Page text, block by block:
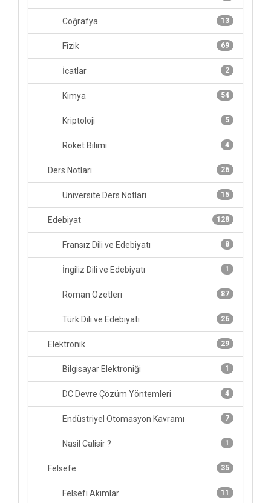
13
Coğrafya
69
Fizik
2
İcatlar
54
Kimya
5
Kriptoloji
4
Roket Bilimi
26
Ders Notlari
15
Universite Ders Notlari
128
Edebiyat
8
Fransız Dili ve Edebiyatı
1
İngiliz Dili ve Edebiyatı
87
Roman Özetleri
26
Türk Dili ve Edebiyatı
29
Elektronik
1
Bilgisayar Elektroniği
4
DC Devre Çözüm Yöntemleri
7
Endüstriyel Otomasyon Kavramı
1
Nasil Calisir ?
35
Felsefe
11
Felsefi Akımlar